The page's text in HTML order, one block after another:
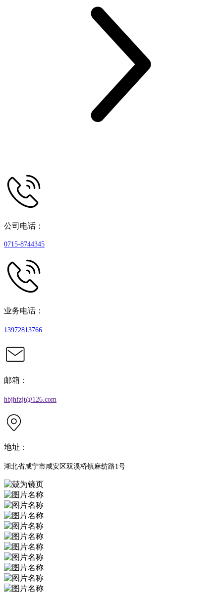
公司电话：
0715-8744345
业务电话：
13972813766
邮箱：
hbjhfzjt@126.com
地址：
湖北省咸宁市咸安区双溪桥镇麻纺路1号